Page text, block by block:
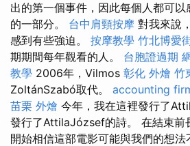
出的第一個事件，因此每個人都可
的一部分。 台中肩頸按摩 對我來說
感到有些強迫。 按摩教學 竹北博愛
期期間每年觀看的人。 台胞證過期
教學 2006年，Vilmos 彰化 外燴 竹
ZoltánSzabó取代。 accounting
苗栗 外燴 今年，我在這裡發行了
發行了AttilaJózsef的詩。 在結束前
開始相信這部電影可能與我們的想法